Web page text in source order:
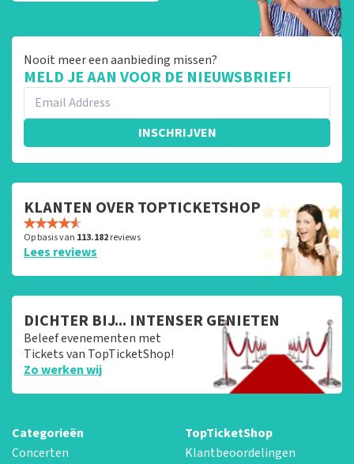
Nooit meer een aanbieding missen?
MELD JE AAN VOOR DE NIEUWSBRIEF!
INSCHRIJVEN
KLANTEN OVER TOPTICKETSHOP
Op basis van 113.182reviews
Lees reviews
DICHTER BIJ... INTENSER GENIETEN
Beleef evenementen met
Tickets van TopTicketShop!
Zo werken wij
Categorieën
Concerten
TopTicketShop
Klantbeoordelingen